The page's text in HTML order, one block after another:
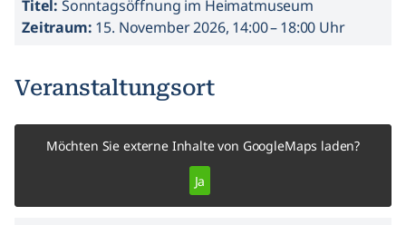
Titel: Sonntagsöffnung im Heimatmuseum
Zeitraum: 15. November 2026, 14:00 – 18:00 Uhr
Veranstaltungsort
Möchten Sie externe Inhalte von GoogleMaps laden?
Ja